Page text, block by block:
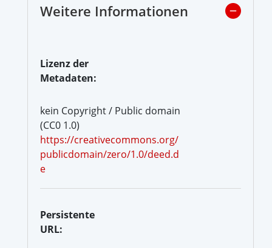
Weitere Informationen
Lizenz der
Metadaten:
kein Copyright / Public domain
(CC0 1.0)
https://creativecommons.org/
publicdomain/zero/1.0/deed.d
e
Persistente
URL: